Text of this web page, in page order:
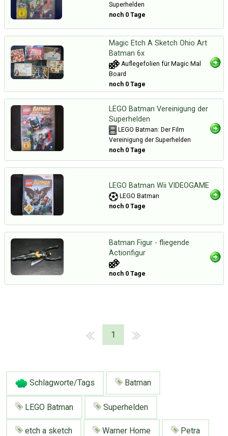
Superhelden
noch 0 Tage
Magic Etch A Sketch Ohio Art
Batman 6x
Auflegefolien für Magic Mal
Board
noch 0 Tage
LEGO Batman Vereinigung der
Superhelden
LEGO Batman: Der Film
Vereinigung der Superhelden
noch 0 Tage
LEGO Batman Wii VIDEOGAME
LEGO Batman
noch 0 Tage
Batman Figur - fliegende
Actionfigur
noch 0 Tage
1
Schlagworte/Tags Batman
LEGO Batman Superhelden
etch a sketch Warner Home Petra